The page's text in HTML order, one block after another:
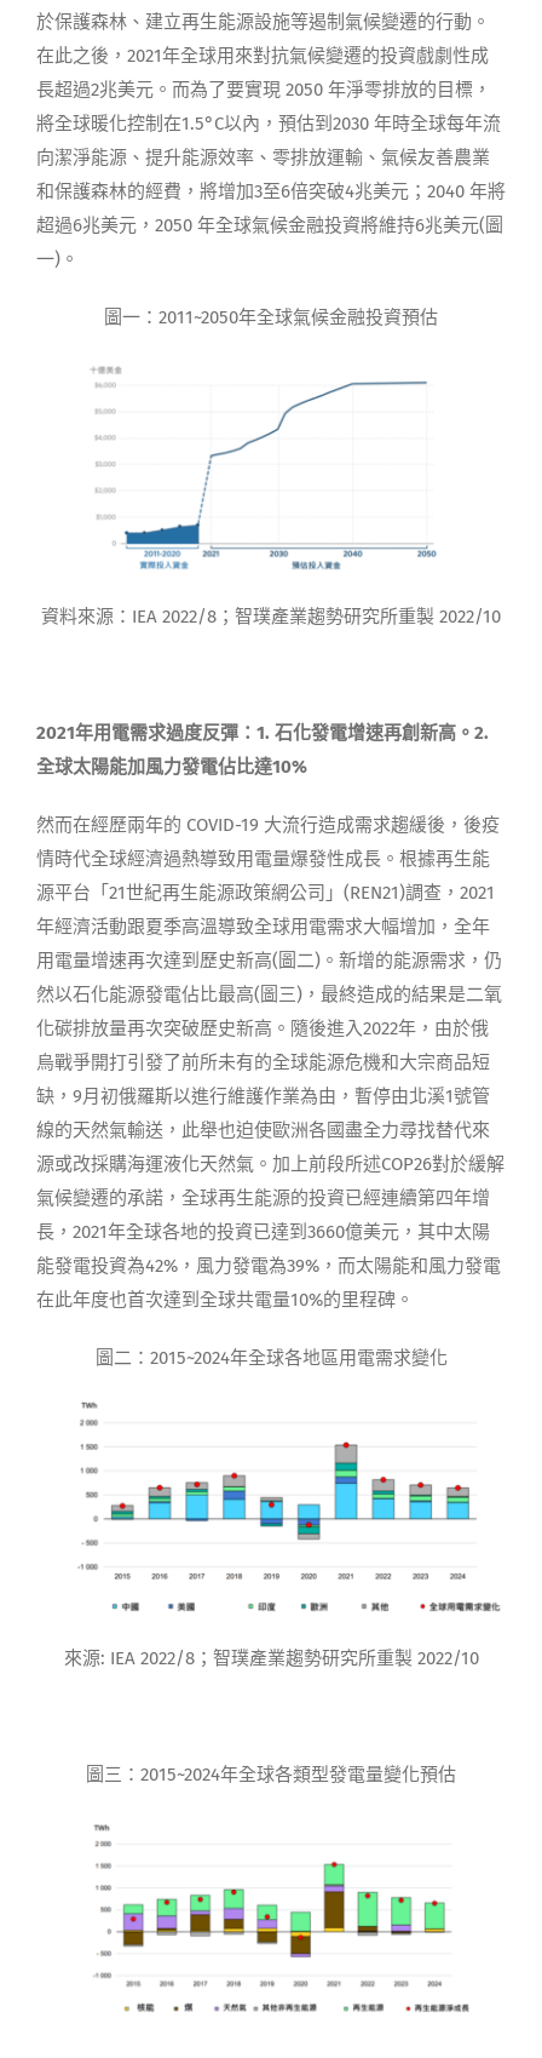
於保護森林、建立再生能源設施等遏制氣候變遷的行動。
在此之後，2021年全球用來對抗氣候變遷的投資戲劇性成
長超過2兆美元。而為了要實現 2050 年淨零排放的目標，
將全球暖化控制在1.5°C以內，預估到2030 年時全球每年流
向潔淨能源、提升能源效率、零排放運輸、氣候友善農業
和保護森林的經費，將增加3至6倍突破4兆美元；2040 年將
超過6兆美元，2050 年全球氣候金融投資將維持6兆美元(圖
一)。
圖一：2011~2050年全球氣候金融投資預估
資料來源：IEA 2022/8；智璞產業趨勢研究所重製 2022/10
2021年用電需求過度反彈：1. 石化發電增速再創新高。2.
全球太陽能加風力發電佔比達10%
然而在經歷兩年的 COVID-19 大流行造成需求趨緩後，後疫
情時代全球經濟過熱導致用電量爆發性成長。根據再生能
源平台「21世紀再生能源政策網公司」(REN21)調查，2021
年經濟活動跟夏季高溫導致全球用電需求大幅增加，全年
用電量增速再次達到歷史新高(圖二)。新增的能源需求，仍
然以石化能源發電佔比最高(圖三)，最終造成的結果是二氧
化碳排放量再次突破歷史新高。隨後進入2022年，由於俄
烏戰爭開打引發了前所未有的全球能源危機和大宗商品短
缺，9月初俄羅斯以進行維護作業為由，暫停由北溪1號管
線的天然氣輸送，此舉也迫使歐洲各國盡全力尋找替代來
源或改採購海運液化天然氣。加上前段所述COP26對於緩解
氣候變遷的承諾，全球再生能源的投資已經連續第四年增
長，2021年全球各地的投資已達到3660億美元，其中太陽
能發電投資為42%，風力發電為39%，而太陽能和風力發電
在此年度也首次達到全球共電量10%的里程碑。
圖二：2015~2024年全球各地區用電需求變化
來源: IEA 2022/8；智璞產業趨勢研究所重製 2022/10
圖三：2015~2024年全球各類型發電量變化預估